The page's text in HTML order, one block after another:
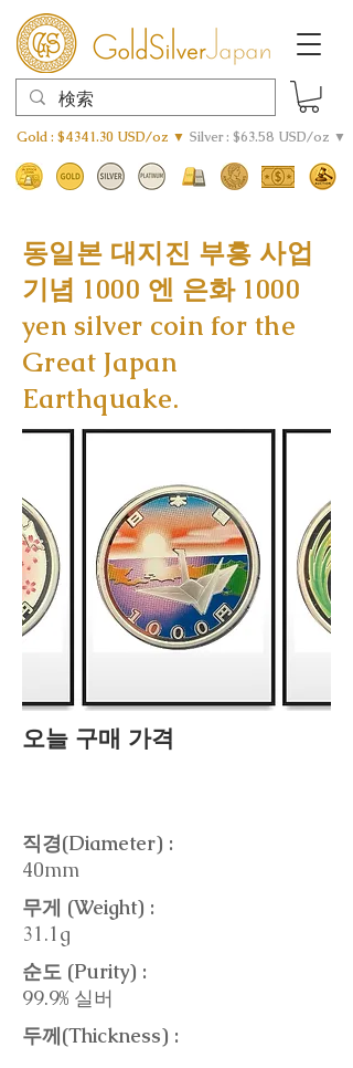
Gold : $4341.30 USD/oz ▼ Silver : $63.58 USD/oz ▼
동일본 대지진 부흥 사업
기념 1000 엔 은화 1000
yen silver coin for the
Great Japan
Earthquake.
오늘 구매 가격
직경(Diameter) :
40mm
무게 (Weight) :
31.1g
순도 (Purity) :
99.9% 실버
두께(Thickness) :